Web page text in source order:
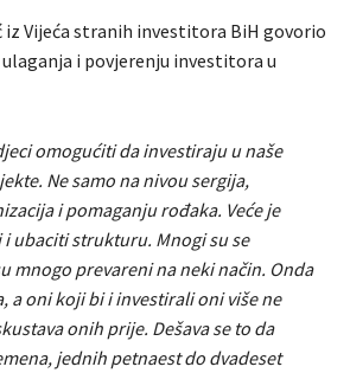
iz Vijeća stranih investitora BiH govorio
i povjerenju investitora u
omogućiti da investiraju u naše
Ne samo na nivou sergija,
i pomaganju rođaka. Veće je
ubaciti strukturu. Mnogi su se
mnogo prevareni na neki način. Onda
a oni koji bi i investirali oni više ne
onih prije. Dešava se to da
jednih petnaest do dvadeset